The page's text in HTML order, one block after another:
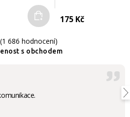
Do košíku
175 Kč
(1 686 hodnocení)
s obchodem